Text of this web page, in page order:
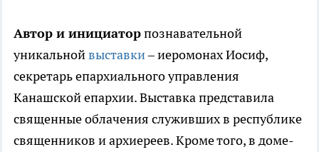
Автор и инициаторпознавательной
уникальнойвыставки– иеромонах Иосиф,
секретарь епархиального управления
Канашской епархии. Выставка представила
священные облачения служивших в республике
священников и архиереев. Кроме того, в доме-